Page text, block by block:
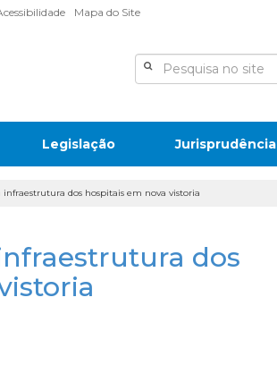
Mapa do Site
Legislação Jurisprudência
dos hospitais em nova vistoria
dos